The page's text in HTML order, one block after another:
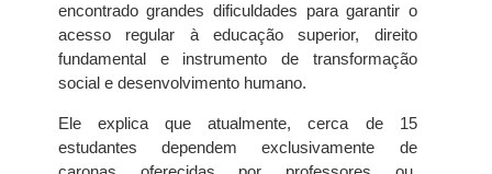
encontrado grandes dificuldades para garantir o
acesso regular à educação superior, direito
fundamental e instrumento de transformação
social e desenvolvimento humano.
Ele explica que atualmente, cerca de 15
estudantes dependem exclusivamente de